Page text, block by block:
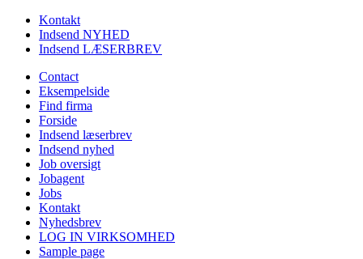
Kontakt
Indsend NYHED
Indsend LÆSERBREV
Contact
Eksempelside
Find firma
Forside
Indsend læserbrev
Indsend nyhed
Job oversigt
Jobagent
Jobs
Kontakt
Nyhedsbrev
LOG IN VIRKSOMHED
Sample page